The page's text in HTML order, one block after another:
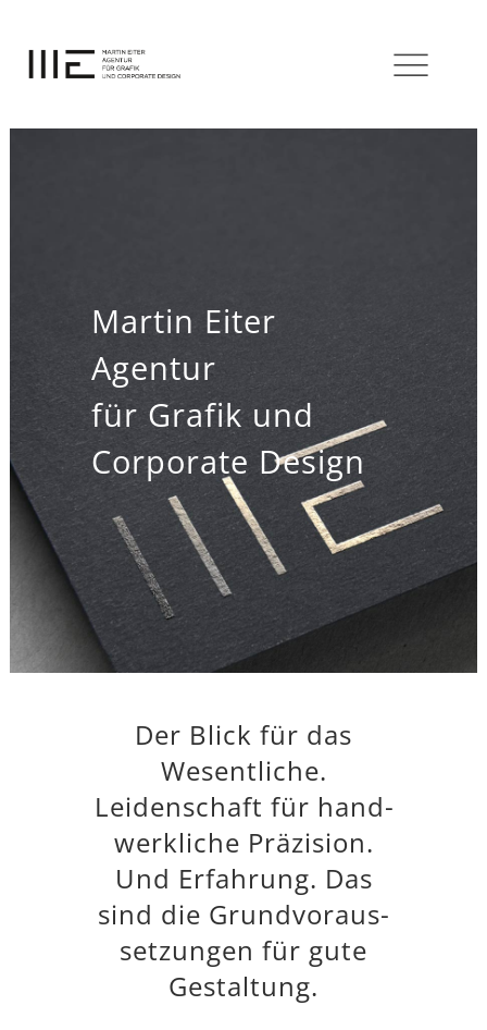
Martin Eiter
Agentur
für Grafik und
Corporate Design
Der Blick für das
Wesentliche.
Leidenschaft für hand­
werkliche Präzision.
Und Erfahrung. Das
sind die Grund­voraus­
setzungen für gute
Gestaltung.